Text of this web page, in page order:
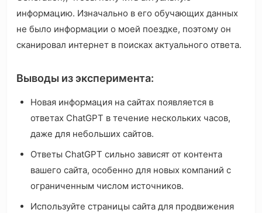
информацию. Изначально в его обучающих данных
не было информации о моей поездке, поэтому он
сканировал интернет в поисках актуального ответа.
Выводы из эксперимента:
Новая информация на сайтах появляется в
ответах ChatGPT в течение нескольких часов,
даже для небольших сайтов.
Ответы ChatGPT сильно зависят от контента
вашего сайта, особенно для новых компаний с
ограниченным числом источников.
Используйте страницы сайта для продвижения